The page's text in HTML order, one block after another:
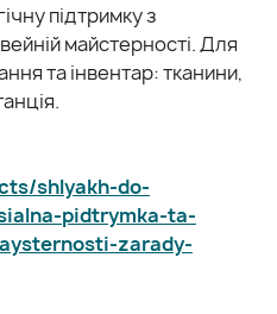
підтримку з
майстерності. Для
та інвентар: тканини,
shlyakh-do-
pidtrymka-ta-
zarady-